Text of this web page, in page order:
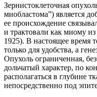
Зернистоклеточная
миобластома”) является
ее происхождение
и трактовали как миому
1925). В настоящее время
только для удобства, а
Опухоль ограниченная,
дольчатый характер, по
располагаться в глубине
непосредственно под